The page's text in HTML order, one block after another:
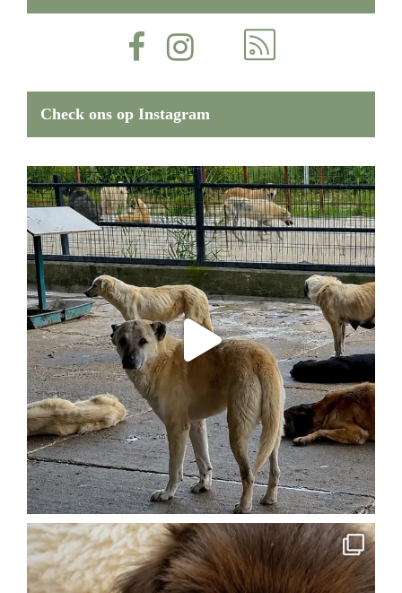
Check ons op Instagram